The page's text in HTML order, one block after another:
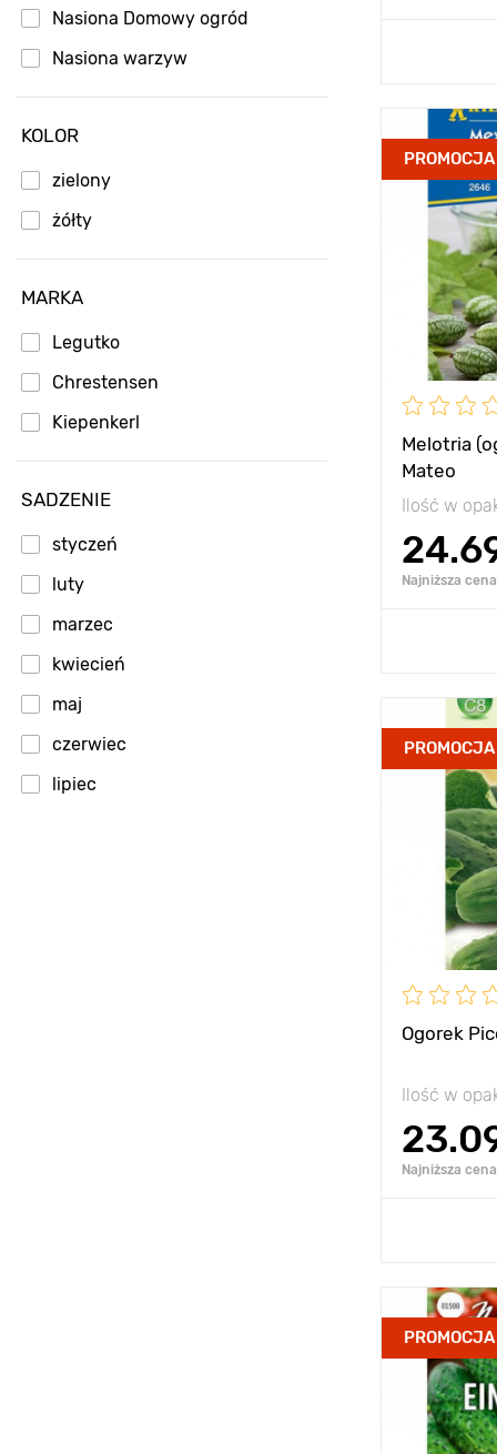
Nasiona Domowy ogród
Nasiona warzyw
KOLOR
zielony
żółty
MARKA
Legutko
Chrestensen
Kiepenkerl
SADZENIE
styczeń
luty
marzec
kwiecień
maj
czerwiec
lipiec
PROMOCJA
Melotria
Mateo
Ilość w
Najniższa
Zalety
Wysokość
Rozstawa
Stanowisko
PROMOCJA
Ogorek
Ilość w
Najniższa
Zalety
Wysokość
Rozstawa
Stanowisko
PROMOCJA
Zalety
Wysokość